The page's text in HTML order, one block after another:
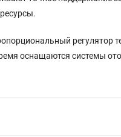
регулятор
оснащаются системы